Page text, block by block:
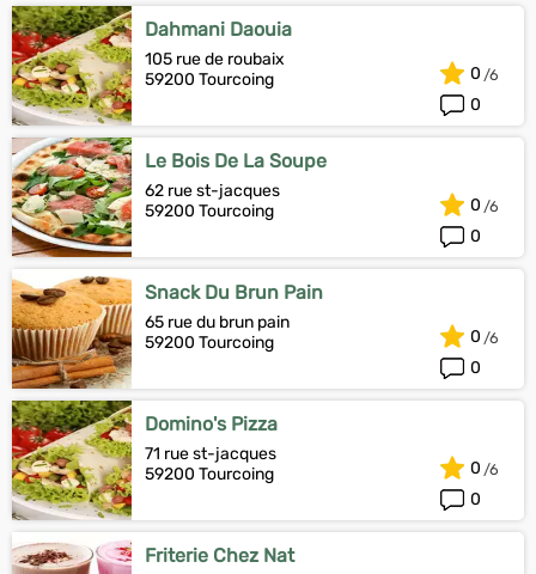
Dahmani Daouia
105 rue de roubaix
59200 Tourcoing
0
0
Le Bois De La Soupe
62 rue st-jacques
59200 Tourcoing
0
0
Snack Du Brun Pain
65 rue du brun pain
59200 Tourcoing
0
0
Domino's Pizza
71 rue st-jacques
59200 Tourcoing
0
0
Friterie Chez Nat